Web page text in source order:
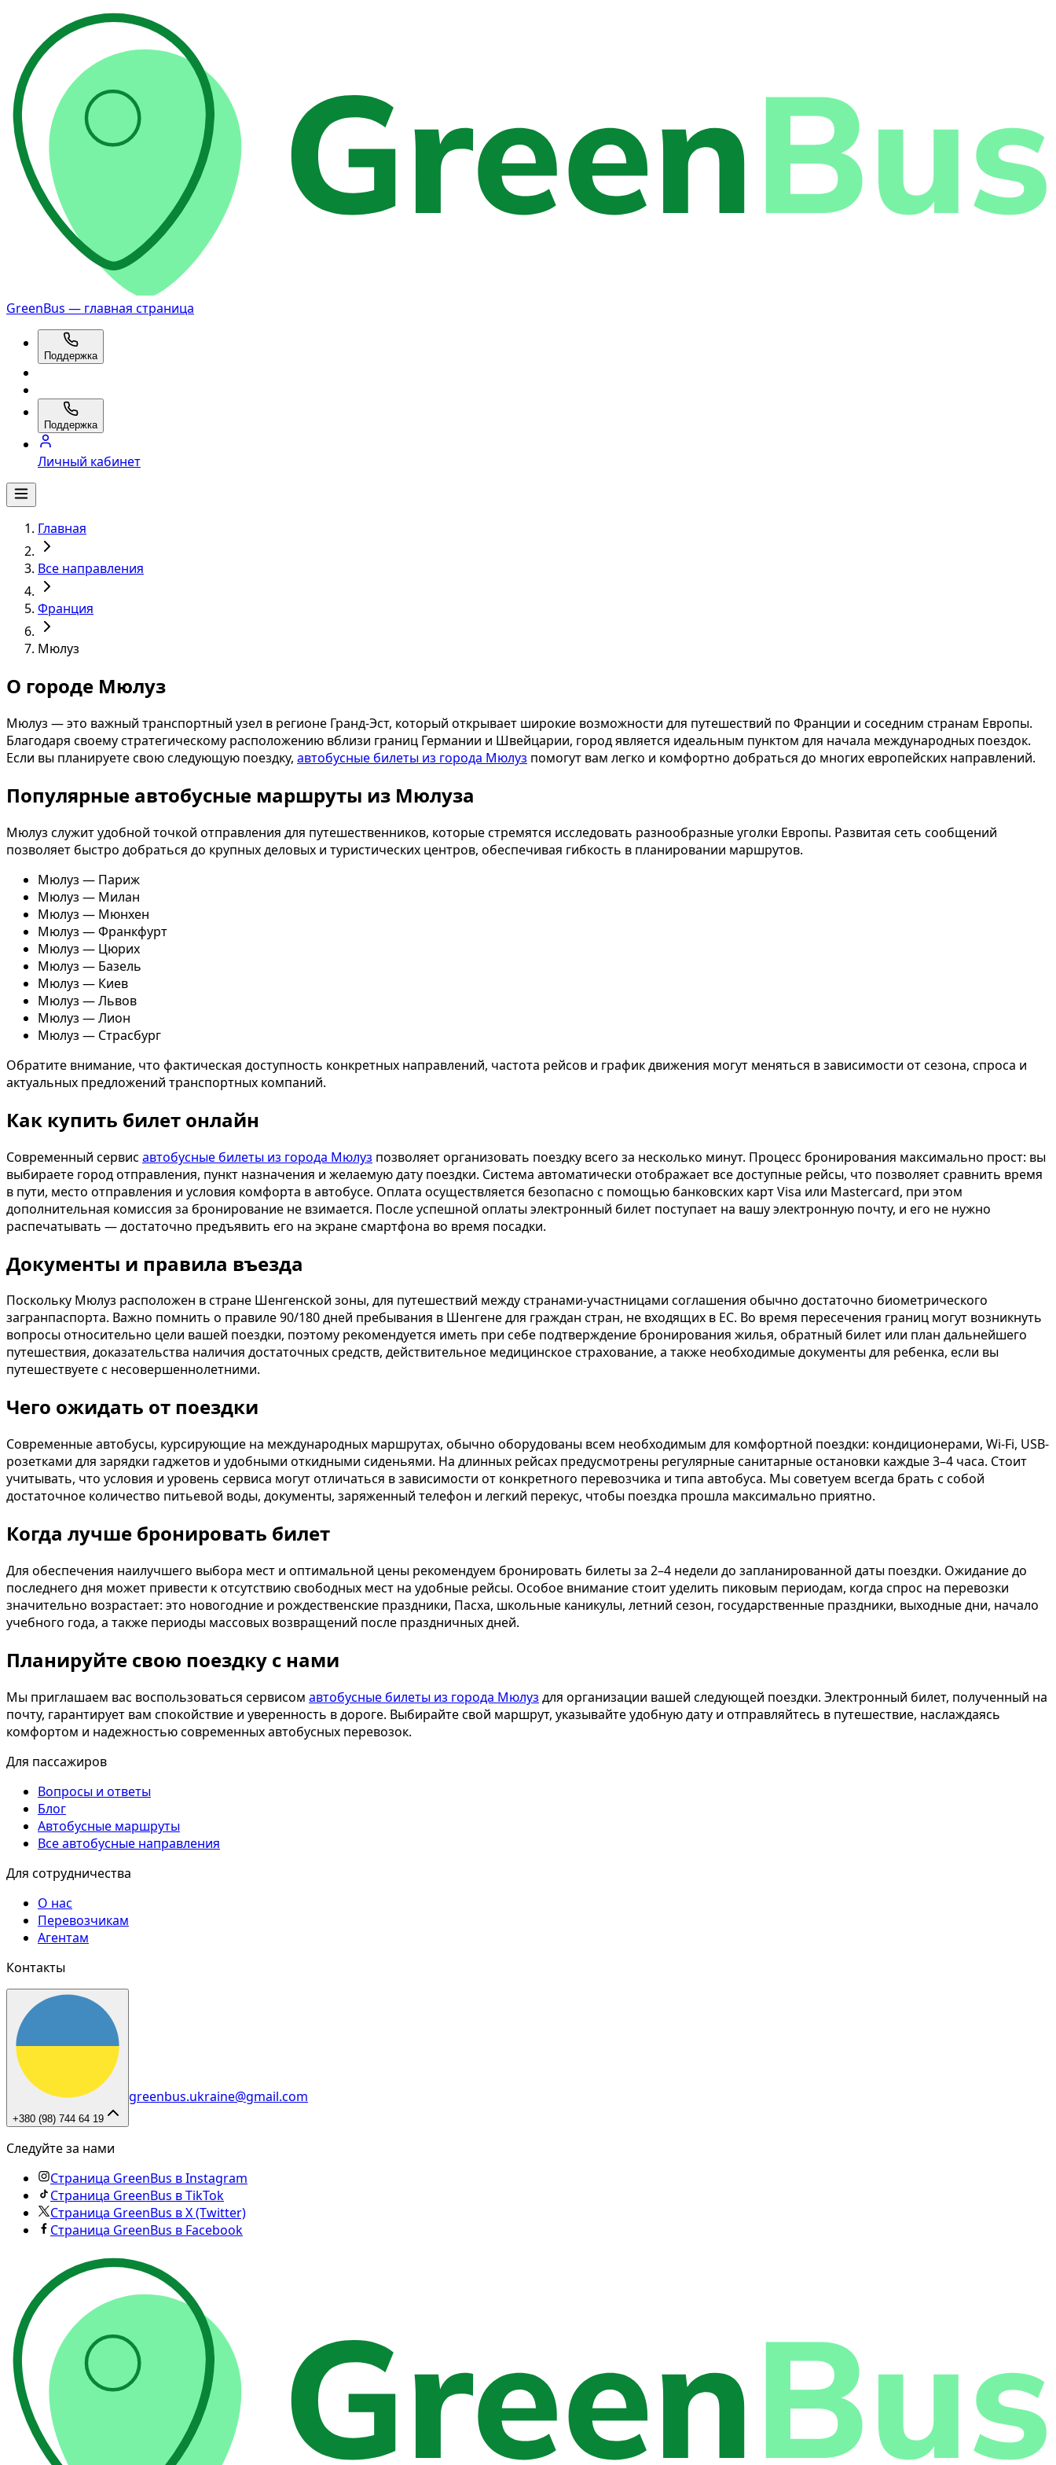
GreenBus — главная страница
Поддержка
Поддержка
Личный кабинет
Главная
Все направления
Франция
Мюлуз
О городе Мюлуз
Мюлуз — это важный транспортный узел в регионе Гранд-Эст, который открывает широкие возможности для путешествий по Франции и соседним странам Европы.
Благодаря своему стратегическому расположению вблизи границ Германии и Швейцарии, город является идеальным пунктом для начала международных поездок.
Если вы планируете свою следующую поездку, автобусные билеты из города Мюлуз помогут вам легко и комфортно добраться до многих европейских направлений.
Популярные автобусные маршруты из Мюлуза
Мюлуз служит удобной точкой отправления для путешественников, которые стремятся исследовать разнообразные уголки Европы. Развитая сеть сообщений
позволяет быстро добраться до крупных деловых и туристических центров, обеспечивая гибкость в планировании маршрутов.
Мюлуз — Париж
Мюлуз — Милан
Мюлуз — Мюнхен
Мюлуз — Франкфурт
Мюлуз — Цюрих
Мюлуз — Базель
Мюлуз — Киев
Мюлуз — Львов
Мюлуз — Лион
Мюлуз — Страсбург
Обратите внимание, что фактическая доступность конкретных направлений, частота рейсов и график движения могут меняться в зависимости от сезона, спроса и
актуальных предложений транспортных компаний.
Как купить билет онлайн
Современный сервис автобусные билеты из города Мюлуз позволяет организовать поездку всего за несколько минут. Процесс бронирования максимально прост: вы
выбираете город отправления, пункт назначения и желаемую дату поездки. Система автоматически отображает все доступные рейсы, что позволяет сравнить время
в пути, место отправления и условия комфорта в автобусе. Оплата осуществляется безопасно с помощью банковских карт Visa или Mastercard, при этом
дополнительная комиссия за бронирование не взимается. После успешной оплаты электронный билет поступает на вашу электронную почту, и его не нужно
распечатывать — достаточно предъявить его на экране смартфона во время посадки.
Документы и правила въезда
Поскольку Мюлуз расположен в стране Шенгенской зоны, для путешествий между странами-участницами соглашения обычно достаточно биометрического
загранпаспорта. Важно помнить о правиле 90/180 дней пребывания в Шенгене для граждан стран, не входящих в ЕС. Во время пересечения границ могут возникнуть
вопросы относительно цели вашей поездки, поэтому рекомендуется иметь при себе подтверждение бронирования жилья, обратный билет или план дальнейшего
путешествия, доказательства наличия достаточных средств, действительное медицинское страхование, а также необходимые документы для ребенка, если вы
путешествуете с несовершеннолетними.
Чего ожидать от поездки
Современные автобусы, курсирующие на международных маршрутах, обычно оборудованы всем необходимым для комфортной поездки: кондиционерами, Wi-Fi, USB-
розетками для зарядки гаджетов и удобными откидными сиденьями. На длинных рейсах предусмотрены регулярные санитарные остановки каждые 3–4 часа. Стоит
учитывать, что условия и уровень сервиса могут отличаться в зависимости от конкретного перевозчика и типа автобуса. Мы советуем всегда брать с собой
достаточное количество питьевой воды, документы, заряженный телефон и легкий перекус, чтобы поездка прошла максимально приятно.
Когда лучше бронировать билет
Для обеспечения наилучшего выбора мест и оптимальной цены рекомендуем бронировать билеты за 2–4 недели до запланированной даты поездки. Ожидание до
последнего дня может привести к отсутствию свободных мест на удобные рейсы. Особое внимание стоит уделить пиковым периодам, когда спрос на перевозки
значительно возрастает: это новогодние и рождественские праздники, Пасха, школьные каникулы, летний сезон, государственные праздники, выходные дни, начало
учебного года, а также периоды массовых возвращений после праздничных дней.
Планируйте свою поездку с нами
Мы приглашаем вас воспользоваться сервисом автобусные билеты из города Мюлуз для организации вашей следующей поездки. Электронный билет, полученный на
почту, гарантирует вам спокойствие и уверенность в дороге. Выбирайте свой маршрут, указывайте удобную дату и отправляйтесь в путешествие, наслаждаясь
комфортом и надежностью современных автобусных перевозок.
Для пассажиров
Вопросы и ответы
Блог
Автобусные маршруты
Все автобусные направления
Для сотрудничества
О нас
Перевозчикам
Агентам
Контакты
+380 (98) 744 64 19
greenbus.ukraine@gmail.com
Следуйте за нами
Страница GreenBus в Instagram
Страница GreenBus в TikTok
Страница GreenBus в X (Twitter)
Страница GreenBus в Facebook